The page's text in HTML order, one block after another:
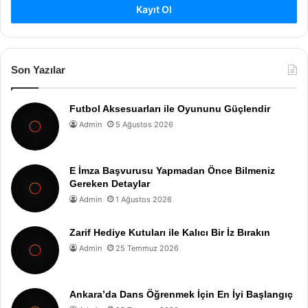
Kayıt Ol
Son Yazılar
Futbol Aksesuarları ile Oyununu Güçlendir
Admin 5 Ağustos 2026
E İmza Başvurusu Yapmadan Önce Bilmeniz
Gereken Detaylar
Admin 1 Ağustos 2026
Zarif Hediye Kutuları ile Kalıcı Bir İz Bırakın
Admin 25 Temmuz 2026
Ankara’da Dans Öğrenmek İçin En İyi Başlangıç